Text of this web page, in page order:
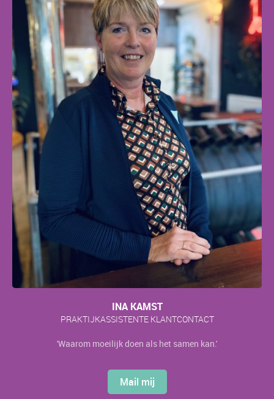
INA KAMST
PRAKTIJKASSISTENTE KLANTCONTACT
'Waarom moeilijk doen als het samen kan.'
Mail mij